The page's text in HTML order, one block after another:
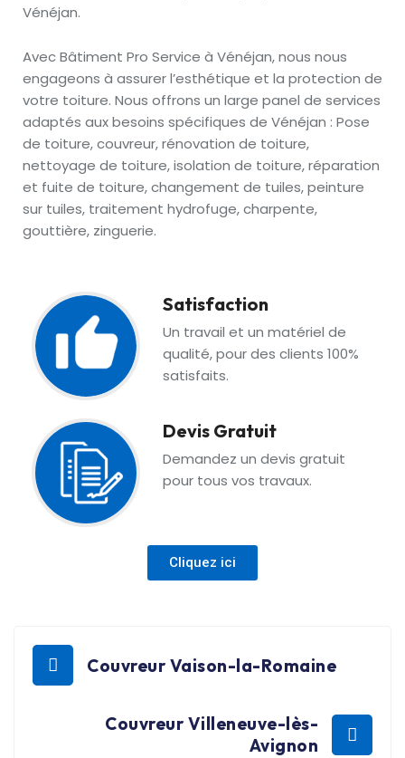
Vénéjan.
Avec Bâtiment Pro Service à Vénéjan, nous nous
engageons à assurer l’esthétique et la protection de
votre toiture. Nous offrons un large panel de services
adaptés aux besoins spécifiques de Vénéjan : Pose
de toiture, couvreur, rénovation de toiture,
nettoyage de toiture, isolation de toiture, réparation
et fuite de toiture, changement de tuiles, peinture
sur tuiles, traitement hydrofuge, charpente,
gouttière, zinguerie.
Satisfaction
Un travail et un matériel de
qualité, pour des clients 100%
satisfaits.
Devis Gratuit
Demandez un devis gratuit
pour tous vos travaux.
Cliquez ici
Couvreur Vaison-la-Romaine
Couvreur Villeneuve-lès-
Avignon